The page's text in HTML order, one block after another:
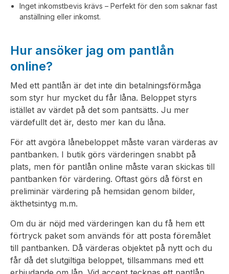
Inget inkomstbevis krävs – Perfekt för den som saknar fast
anställning eller inkomst.
Hur ansöker jag om pantlån
online?
Med ett pantlån är det inte din betalningsförmåga
som styr hur mycket du får låna. Beloppet styrs
istället av värdet på det som pantsätts. Ju mer
värdefullt det är, desto mer kan du låna.
För att avgöra lånebeloppet måste varan värderas av
pantbanken. I butik görs värderingen snabbt på
plats, men för pantlån online måste varan skickas till
pantbanken för värdering. Oftast görs då först en
preliminär värdering på hemsidan genom bilder,
äkthetsintyg m.m.
Om du är nöjd med värderingen kan du få hem ett
förtryck paket som används för att posta föremålet
till pantbanken. Då värderas objektet på nytt och du
får då det slutgiltiga beloppet, tillsammans med ett